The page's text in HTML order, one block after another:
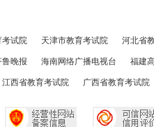
考试院 天津市教育考试院 河北省
鲁晚报 海南网络广播电视台 福建
江西省教育考试院 广西省教育考试院